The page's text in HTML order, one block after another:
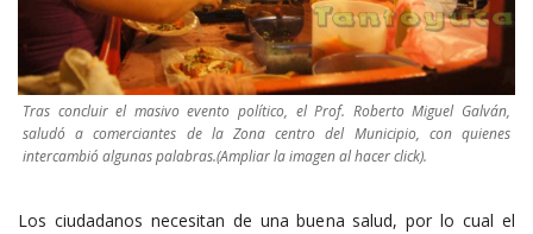
Tras concluir el masivo evento político, el Prof. Roberto Miguel Galván,
saludó a comerciantes de la Zona centro del Municipio, con quienes
intercambió algunas palabras.(Ampliar la imagen al hacer click).
Los ciudadanos necesitan de una buena salud, por lo cual el